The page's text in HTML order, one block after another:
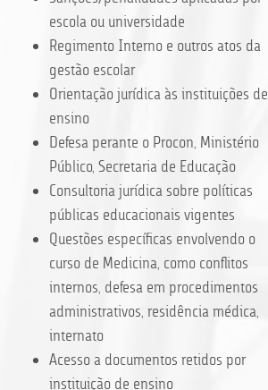
escola ou universidade
Regimento Interno e outros atos da
gestão escolar
Orientação jurídica às instituições de
ensino
Defesa perante o Procon, Ministério
Público, Secretaria de Educação
Consultoria jurídica sobre políticas
públicas educacionais vigentes
Questões específicas envolvendo o
curso de Medicina, como conflitos
internos, defesa em procedimentos
administrativos, residência médica,
internato
Acesso a documentos retidos por
instituição de ensino